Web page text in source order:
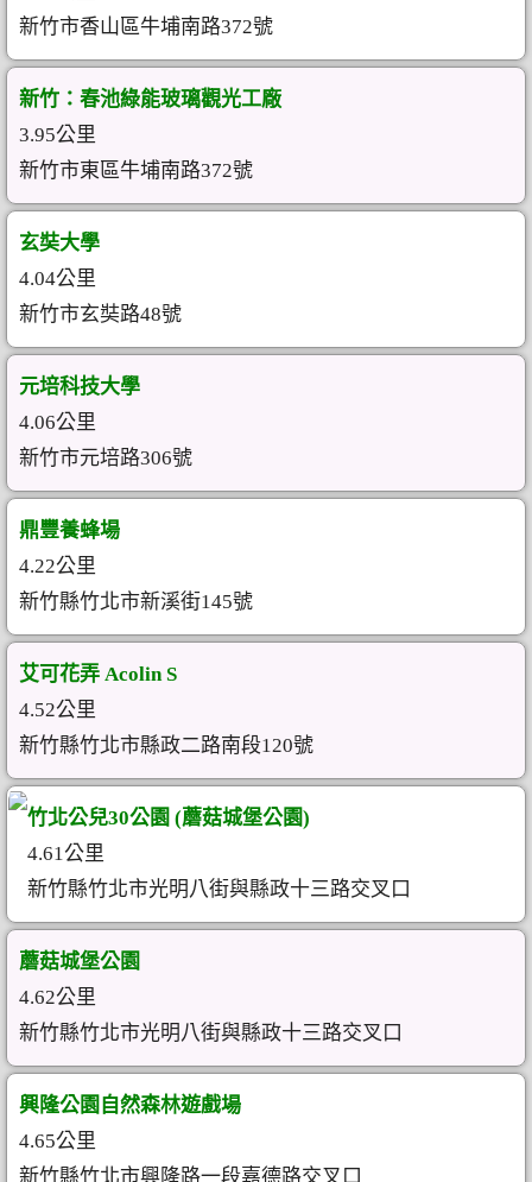
新竹市香山區牛埔南路372號
新竹：春池綠能玻璃觀光工廠
3.95公里
新竹市東區牛埔南路372號
玄奘大學
4.04公里
新竹市玄奘路48號
元培科技大學
4.06公里
新竹市元培路306號
鼎豐養蜂場
4.22公里
新竹縣竹北市新溪街145號
艾可花弄 Acolin S
4.52公里
新竹縣竹北市縣政二路南段120號
竹北公兒30公園 (蘑菇城堡公園)
4.61公里
新竹縣竹北市光明八街與縣政十三路交叉口
蘑菇城堡公園
4.62公里
新竹縣竹北市光明八街與縣政十三路交叉口
興隆公園自然森林遊戲場
4.65公里
新竹縣竹北市興隆路一段嘉德路交叉口